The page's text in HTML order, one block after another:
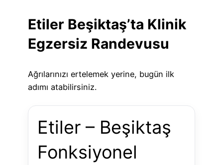
Etiler Beşiktaş’ta Klinik
Egzersiz Randevusu
Ağrılarınızı ertelemek yerine, bugün ilk
adımı atabilirsiniz.
Etiler – Beşiktaş
Fonksiyonel